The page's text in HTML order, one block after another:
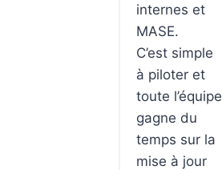
internes et
MASE.
C’est simple
à piloter et
toute l’équipe
gagne du
temps sur la
mise à jour